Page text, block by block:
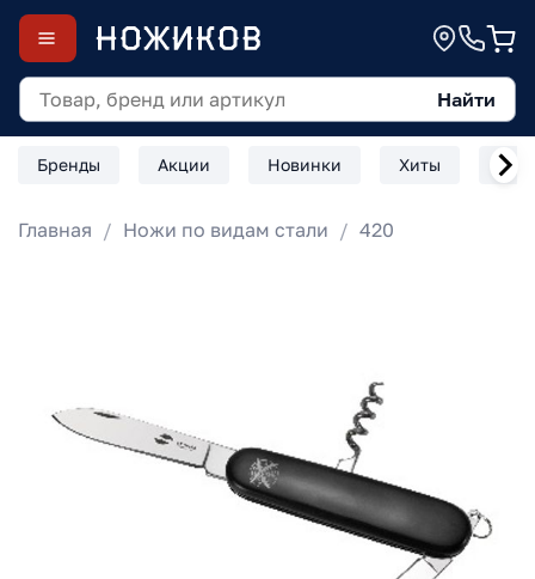
Найти
Бренды Акции Новинки Хиты
Главная Ножи по видам стали 420